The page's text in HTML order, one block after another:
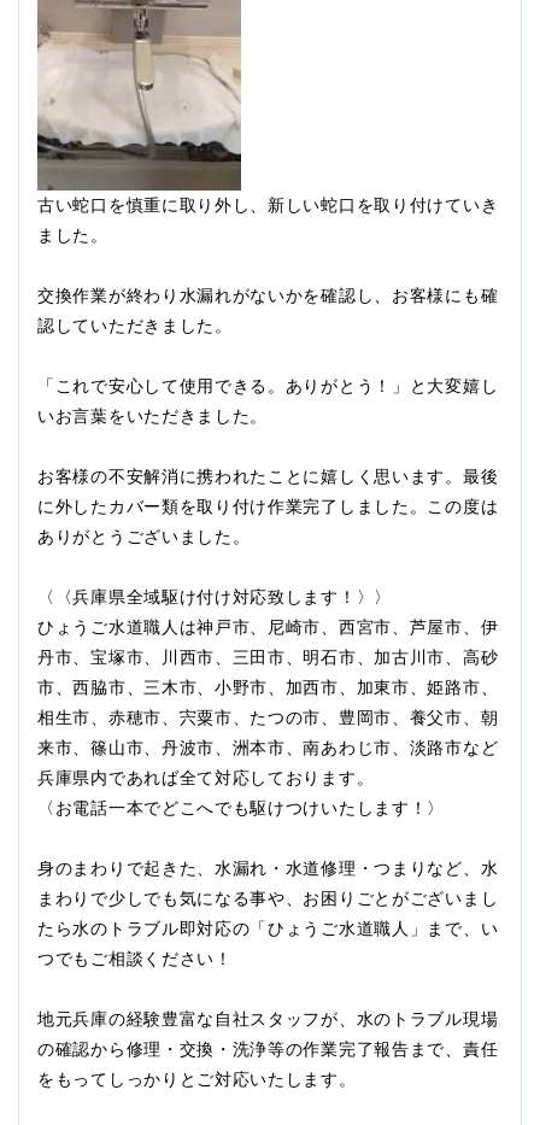
古い蛇口を慎重に取り外し、新しい蛇口を取り付けていき
ました。
交換作業が終わり水漏れがないかを確認し、お客様にも確
認していただきました。
「これで安心して使用できる。ありがとう！」と大変嬉し
いお言葉をいただきました。
お客様の不安解消に携われたことに嬉しく思います。最後
に外したカバー類を取り付け作業完了しました。この度は
ありがとうございました。
〈〈兵庫県全域駆け付け対応致します！〉〉
ひょうご水道職人は神戸市、尼崎市、西宮市、芦屋市、伊
丹市、宝塚市、川西市、三田市、明石市、加古川市、高砂
市、西脇市、三木市、小野市、加西市、加東市、姫路市、
相生市、赤穂市、宍粟市、たつの市、豊岡市、養父市、朝
来市、篠山市、丹波市、洲本市、南あわじ市、淡路市など
兵庫県内であれば全て対応しております。
〈お電話一本でどこへでも駆けつけいたします！〉
身のまわりで起きた、水漏れ・水道修理・つまりなど、水
まわりで少しでも気になる事や、お困りごとがございまし
たら水のトラブル即対応の「ひょうご水道職人」まで、い
つでもご相談ください！
地元兵庫の経験豊富な自社スタッフが、水のトラブル現場
の確認から修理・交換・洗浄等の作業完了報告まで、責任
をもってしっかりとご対応いたします。